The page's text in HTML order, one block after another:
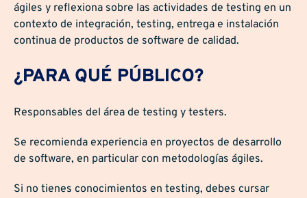
ágiles y reflexiona sobre las actividades de testing en un
contexto de integración, testing, entrega e instalación
continua de productos de software de calidad.
¿PARA QUÉ PÚBLICO?
Responsables del área de testing y testers.
Se recomienda experiencia en proyectos de desarrollo
de software, en particular con metodologías ágiles.
Si no tienes conocimientos en testing, debes cursar